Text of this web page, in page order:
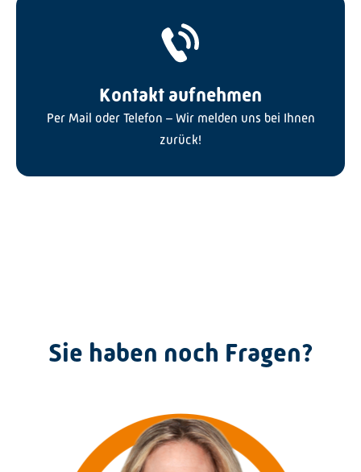
Kontakt aufnehmen
Per Mail oder Telefon – Wir melden uns bei Ihnen
zurück!
Sie haben noch Fragen?